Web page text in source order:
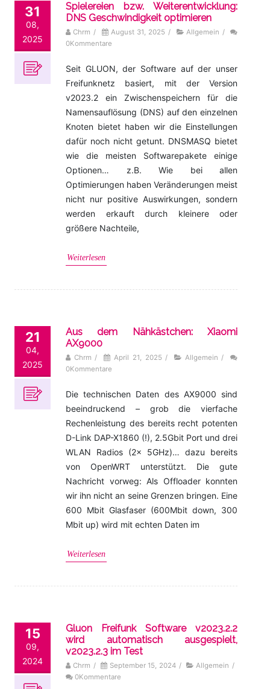
31
08,
2025
Spielereien bzw. Weiterentwicklung:
DNS Geschwindigkeit optimieren
Chrm / August 31, 2025 / Allgemein /
0Kommentare
Seit GLUON, der Software auf der unser
Freifunknetz basiert, mit der Version
v2023.2 ein Zwischenspeichern für die
Namensauflösung (DNS) auf den einzelnen
Knoten bietet haben wir die Einstellungen
dafür noch nicht getunt. DNSMASQ bietet
wie die meisten Softwarepakete einige
Optionen… z.B. Wie bei allen
Optimierungen haben Veränderungen meist
nicht nur positive Auswirkungen, sondern
werden erkauft durch kleinere oder
größere Nachteile,
Weiterlesen
21
04,
2025
Aus dem Nähkästchen: Xiaomi
AX9000
Chrm / April 21, 2025 / Allgemein /
0Kommentare
Die technischen Daten des AX9000 sind
beeindruckend – grob die vierfache
Rechenleistung des bereits recht potenten
D-Link DAP-X1860 (!), 2.5Gbit Port und drei
WLAN Radios (2x 5GHz)… dazu bereits
von OpenWRT unterstützt. Die gute
Nachricht vorweg: Als Offloader konnten
wir ihn nicht an seine Grenzen bringen. Eine
600 Mbit Glasfaser (600Mbit down, 300
Mbit up) wird mit echten Daten im
Weiterlesen
15
09,
2024
Gluon Freifunk Software v2023.2.2
wird automatisch ausgespielt,
v2023.2.3 im Test
Chrm / September 15, 2024 / Allgemein /
0Kommentare